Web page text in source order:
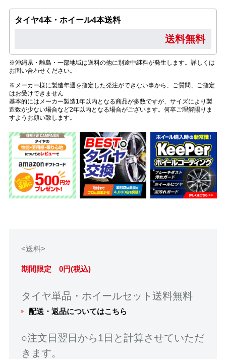
タイヤ4本・ホイール4本送料
送料無料
※沖縄県・離島・一部地域は送料の他に別途中継料が発生します。詳しくは
お問い合わせください。
※メーカー様に製造年週を指定した発注ができない事から、ご質問、ご指定
はお受けできません
基本的にはメーカー製造1年以内となる商品が多数ですが、サイズにより製
造数が少ない場合など2年以内となる場合がございます。何卒ご理解賜りま
すようお願い致します。
<送料>
期間限定 0円(税込)
タイヤ単品・ホイールセット送料無料
配送・返品についてはこちら
○注文日翌日から1日と計算させていただ
きます。